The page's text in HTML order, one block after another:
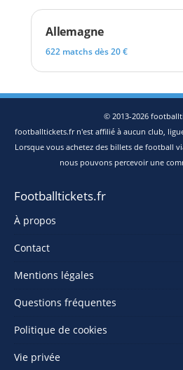
Allemagne
622 matchs dès 20 €
© 2013-2026
footballtickets.fr n'est affilié à aucun club,
Lorsque vous achetez des billets de football
nous pouvons percevoir une
Footballtickets.fr
À propos
Contact
Mentions légales
Questions fréquentes
Politique de cookies
Vie privée